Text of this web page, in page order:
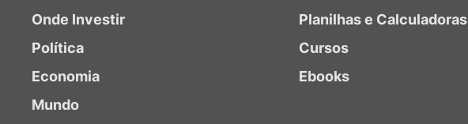
Onde Investir
Política
Economia
Mundo
Planilhas e Calculadoras
Cursos
Ebooks